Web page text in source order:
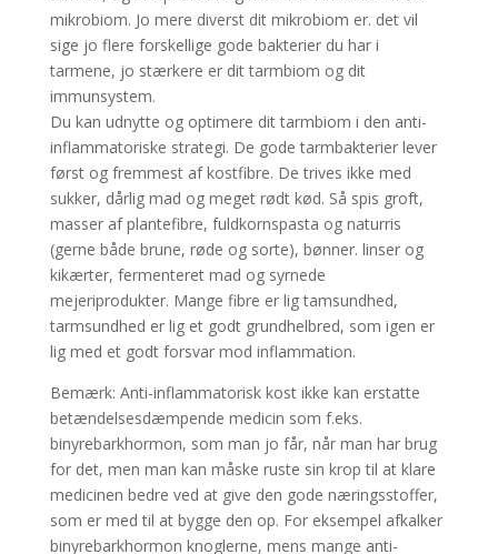
mikrobiom. Jo mere diverst dit mikrobiom er. det vil
sige jo flere forskellige gode bakterier du har i
tarmene, jo stærkere er dit tarmbiom og dit
immunsystem.
Du kan udnytte og optimere dit tarmbiom i den anti-
inflammatoriske strategi. De gode tarmbakterier lever
først og fremmest af kostfibre. De trives ikke med
sukker, dårlig mad og meget rødt kød. Så spis groft,
masser af plantefibre, fuldkornspasta og naturris
(gerne både brune, røde og sorte), bønner. linser og
kikærter, fermenteret mad og syrnede
mejeriprodukter. Mange fibre er lig tamsundhed,
tarmsundhed er lig et godt grundhelbred, som igen er
lig med et godt forsvar mod inflammation.
Bemærk: Anti-inflammatorisk kost ikke kan erstatte
betændelsesdæmpende medicin som f.eks.
binyrebarkhormon, som man jo får, når man har brug
for det, men man kan måske ruste sin krop til at klare
medicinen bedre ved at give den gode næringsstoffer,
som er med til at bygge den op. For eksempel afkalker
binyrebarkhormon knoglerne, mens mange anti-